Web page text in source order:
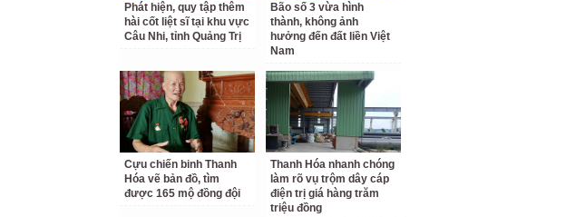
Phát hiện, quy tập thêm
hài cốt liệt sĩ tại khu vực
Câu Nhi, tỉnh Quảng Trị
Bão số 3 vừa hình
thành, không ảnh
hưởng đến đất liền Việt
Nam
Cựu chiến binh Thanh
Hóa vẽ bản đồ, tìm
được 165 mộ đồng đội
Thanh Hóa nhanh chóng
làm rõ vụ trộm dây cáp
điện trị giá hàng trăm
triệu đồng